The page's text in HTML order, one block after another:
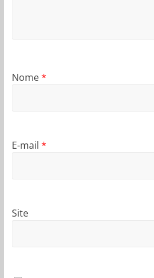
Nome*
E-mail *
Site